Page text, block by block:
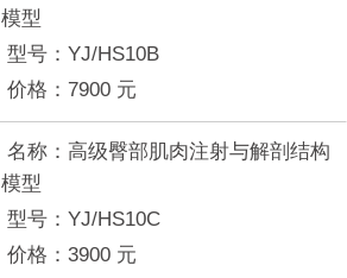
模型
型号：YJ/HS10B
价格： 7900 元
名称： 高级臀部肌肉注射与解剖结构
模型
型号：YJ/HS10C
价格：3900 元